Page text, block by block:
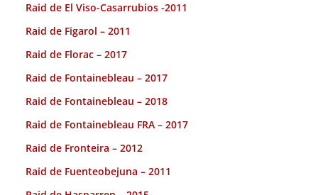
Raid de El Viso-Casarrubios -2011
Raid de Figarol – 2011
Raid de Florac – 2017
Raid de Fontainebleau – 2017
Raid de Fontainebleau – 2018
Raid de Fontainebleau FRA – 2017
Raid de Fronteira – 2012
Raid de Fuenteobejuna – 2011